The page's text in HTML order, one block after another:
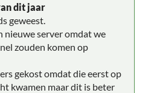
dit jaar
geweest.
nieuwe server omdat we
zouden komen op
gekost omdat die eerst op
kwamen maar dit is beter